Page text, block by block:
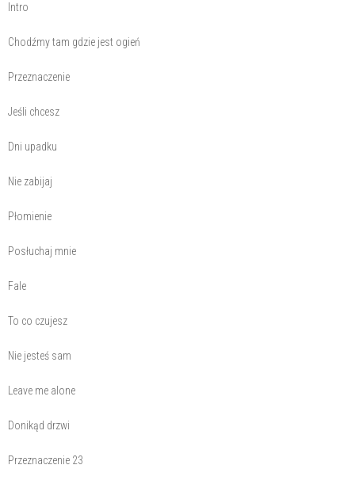
Intro
Chodźmy tam gdzie jest ogień
Przeznaczenie
Jeśli chcesz
Dni upadku
Nie zabijaj
Płomienie
Posłuchaj mnie
Fale
To co czujesz
Nie jesteś sam
Leave me alone
Donikąd drzwi
Przeznaczenie 23